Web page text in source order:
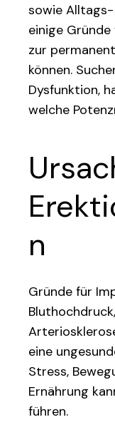
sowie
einige
zur
können.
Dysfunktion,
welche
n
Gründe für
eine
Stress,
Ernährung
führen.